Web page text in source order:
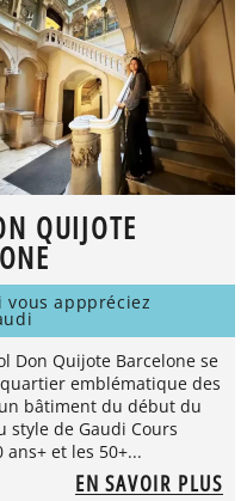
QUIJOTE
apppréciez
Don Quijote Barcelone se
emblématique des
un bâtiment du début du
style de Gaudi Cours
et les 50+...
EN SAVOIR PLUS